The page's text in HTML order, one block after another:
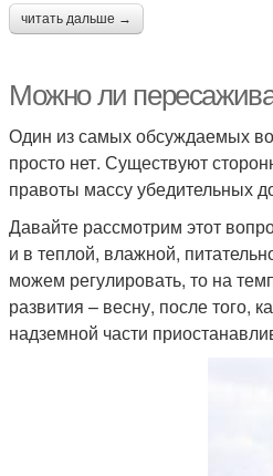
читать дальше →
Можно ли
Один из самых обсуждаемых
просто нет. Существуют
правоты массу убедительных
Давайте рассмотрим этот
и в теплой, влажной,
можем регулировать, то на
развития – весну, после того,
надземной части